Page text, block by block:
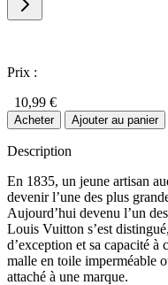
Prix :
10,99 €
Acheter Ajouter au panier
Description
En 1835, un jeune artisan
devenir l’une des plus
Aujourd’hui devenu l’un
Louis Vuitton s’est
d’exception et sa capacité à
malle en toile imperméable
attaché à une marque.